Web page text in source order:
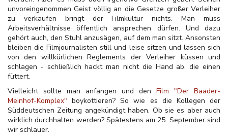
unvoreingenommen Geist völlig an die Gesetze großer Verleiher
zu verkaufen bringt der Filmkultur nichts. Man muss
Arbeitsverhältnisse öffentlich ansprechen dürfen. Und dazu
gehört auch, den Stuhl anzusägen, auf dem man sitzt. Ansonsten
bleiben die Filmjournalisten still und leise sitzen und lassen sich
von den willkürlichen Reglements der Verleiher küssen und
schlagen - schließlich hackt man nicht die Hand ab, die einen
füttert.
Vielleicht sollte man anfangen und den Film "Der Baader-
Meinhof-Komplex" boykottieren? So wie es die Kollegen der
Süddeutschen Zeitung angekündigt haben. Ob sie es aber auch
wirklich durchhalten werden? Spätestens am 25. September sind
wir schlauer.